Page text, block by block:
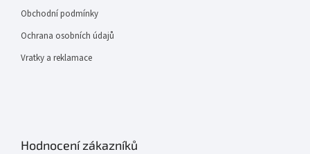
Obchodní podmínky
Ochrana osobních údajů
Vratky a reklamace
Hodnocení zákazníků